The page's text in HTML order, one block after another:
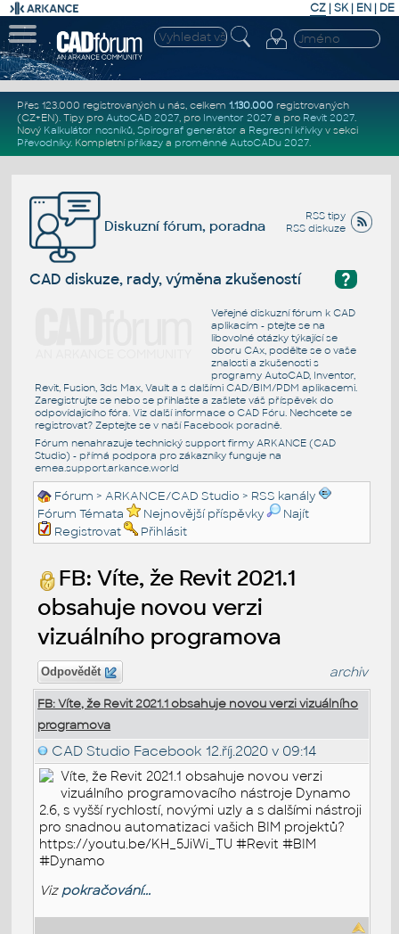
CZ | SK| EN | DE
Přes 123.000 registrovaných u nás, celkem 1.130.000registrovaných
(CZ+EN). Tipy pro AutoCAD 2027, pro Inventor 2027a pro Revit 2027.
Nový Kalkulátor nosníků, Spirograf generátor a Regresní křivkyv sekci
Převodníky. Kompletní příkazya proměnné AutoCADu 2027.
RSS tipy
RSS diskuze
Diskuzní fórum, poradna
?
CAD diskuze, rady, výměna zkušeností
Veřejné diskuzní fórum k CAD
aplikacím - ptejte se na
libovolné otázky týkající se
oboru CAx, podělte se o vaše
znalosti a zkušenosti s
programy AutoCAD, Inventor,
Revit, Fusion, 3ds Max, Vault a s dalšími CAD/BIM/PDM aplikacemi.
Zaregistrujte se nebo se přihlašte a zašlete váš příspěvek do
odpovídajícího fóra. Viz další informace o CAD Fóru. Nechcete se
registrovat? Zeptejte se v naší Facebook poradně.
Fórum nenahrazuje technický support firmy ARKANCE (CAD
Studio) - přímá podpora pro zákazníky funguje na
emea.support.arkance.world
Fórum >ARKANCE/CAD Studio > RSS kanály
Fórum Témata
Nejnovější příspěvky
Najít
Registrovat
Přihlásit
FB: Víte, že Revit 2021.1
obsahuje novou verzi
vizuálního programova
Odpovědět archiv
FB: Víte, že Revit 2021.1 obsahuje novou verzi vizuálního
programova
CAD Studio Facebook 12.říj.2020 v 09:14
Víte, že Revit 2021.1 obsahuje novou verzi
vizuálního programovacího nástroje Dynamo
2.6, s vyšší rychlostí, novými uzly a s dalšími nástroji
pro snadnou automatizaci vašich BIM projektů?
https://youtu.be/KH_5JiWi_TU #Revit #BIM
#Dynamo
Viz pokračování...